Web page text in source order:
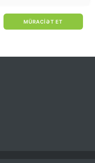
MÜRACIƏT ET